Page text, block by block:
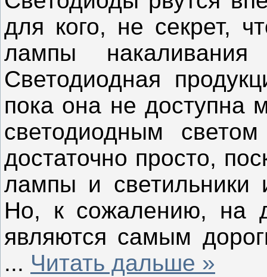
для кого, не секрет,
лампы
Светодиодная
пока она не доступна
светодиодным
достаточно просто,
лампы и светильники
Но, к сожалению, на
являются самым
... Читать дальше »